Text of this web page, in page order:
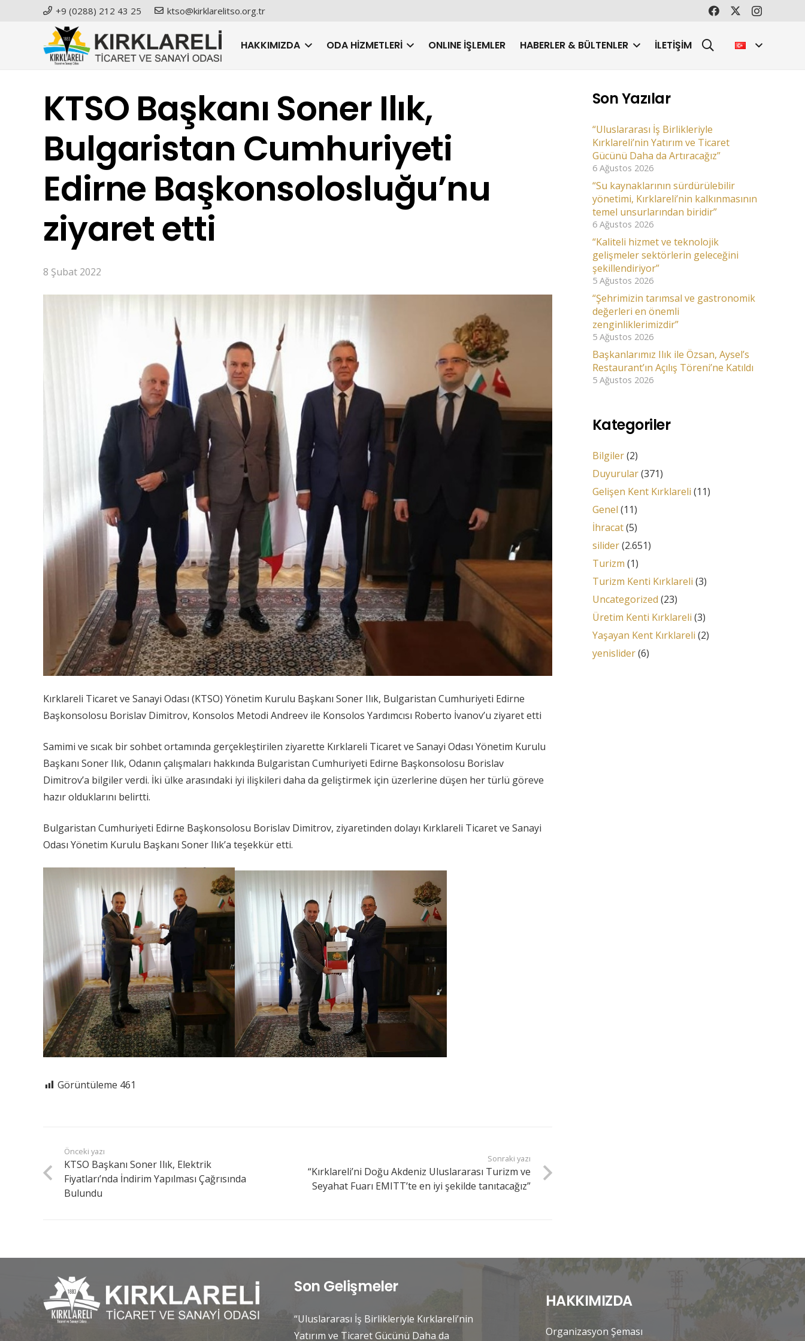
+9 (0288) 212 43 25 ktso@kirklarelitso.org.tr
HAKKIMIZDA ODA HIZMETLERI ONLINE İŞLEMLER HABERLER & BÜLTENLER İLETIŞIM
KTSO Başkanı Soner Ilık,
Bulgaristan Cumhuriyeti
Edirne Başkonsolosluğu’nu
ziyaret etti
8 Şubat 2022
Kırklareli Ticaret ve Sanayi Odası (KTSO) Yönetim Kurulu Başkanı Soner Ilık, Bulgaristan Cumhuriyeti Edirne
Başkonsolosu Borislav Dimitrov, Konsolos Metodi Andreev ile Konsolos Yardımcısı Roberto İvanov’u ziyaret etti
Samimi ve sıcak bir sohbet ortamında gerçekleştirilen ziyarette Kırklareli Ticaret ve Sanayi Odası Yönetim Kurulu
Başkanı Soner Ilık, Odanın çalışmaları hakkında Bulgaristan Cumhuriyeti Edirne Başkonsolosu Borislav
Dimitrov’a bilgiler verdi. İki ülke arasındaki iyi ilişkileri daha da geliştirmek için üzerlerine düşen her türlü göreve
hazır olduklarını belirtti.
Bulgaristan Cumhuriyeti Edirne Başkonsolosu Borislav Dimitrov, ziyaretinden dolayı Kırklareli Ticaret ve Sanayi
Odası Yönetim Kurulu Başkanı Soner Ilık’a teşekkür etti.
Görüntüleme 461
Önceki yazı
KTSO Başkanı Soner Ilık, Elektrik
Fiyatları’nda İndirim Yapılması Çağrısında
Bulundu
Sonraki yazı
“Kırklareli’ni Doğu Akdeniz Uluslararası Turizm ve
Seyahat Fuarı EMITT’te en iyi şekilde tanıtacağız”
Son Yazılar
“Uluslararası İş Birlikleriyle
Kırklareli’nin Yatırım ve Ticaret
Gücünü Daha da Artıracağız”
6 Ağustos 2026
“Su kaynaklarının sürdürülebilir
yönetimi, Kırklareli’nin kalkınmasının
temel unsurlarından biridir”
6 Ağustos 2026
“Kaliteli hizmet ve teknolojik
gelişmeler sektörlerin geleceğini
şekillendiriyor”
5 Ağustos 2026
“Şehrimizin tarımsal ve gastronomik
değerleri en önemli
zenginliklerimizdir”
5 Ağustos 2026
Başkanlarımız Ilık ile Özsan, Aysel’s
Restaurant’ın Açılış Töreni’ne Katıldı
5 Ağustos 2026
Kategoriler
Bilgiler(2)
Duyurular(371)
Gelişen Kent Kırklareli (11)
Genel (11)
İhracat(5)
silider(2.651)
Turizm (1)
Turizm Kenti Kırklareli (3)
Uncategorized (23)
Üretim Kenti Kırklareli (3)
Yaşayan Kent Kırklareli (2)
yenislider(6)
Son Gelişmeler
“Uluslararası İş Birlikleriyle Kırklareli’nin
Yatırım ve Ticaret Gücünü Daha da
HAKKIMIZDA
Organizasyon Şeması